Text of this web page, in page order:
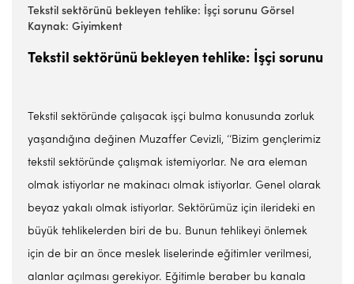
Tekstil sektörünü bekleyen tehlike: İşçi sorunu Görsel
Kaynak: Giyimkent
Tekstil sektörünü bekleyen tehlike: İşçi sorunu
Tekstil sektöründe çalışacak işçi bulma konusunda zorluk
yaşandığına değinen Muzaffer Cevizli, ‘‘Bizim gençlerimiz
tekstil sektöründe çalışmak istemiyorlar. Ne ara eleman
olmak istiyorlar ne makinacı olmak istiyorlar. Genel olarak
beyaz yakalı olmak istiyorlar. Sektörümüz için ilerideki en
büyük tehlikelerden biri de bu. Bunun tehlikeyi önlemek
için de bir an önce meslek liselerinde eğitimler verilmesi,
alanlar açılması gerekiyor. Eğitimle beraber bu kanala